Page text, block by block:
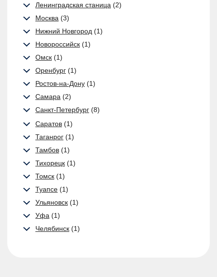
Ленинградская станица (2)
Москва (3)
Нижний Новгород (1)
Новороссийск (1)
Омск (1)
Оренбург (1)
Ростов-на-Дону (1)
Самара (2)
Санкт-Петербург (8)
Саратов (1)
Таганрог (1)
Тамбов (1)
Тихорецк (1)
Томск (1)
Туапсе (1)
Ульяновск (1)
Уфа (1)
Челябинск (1)